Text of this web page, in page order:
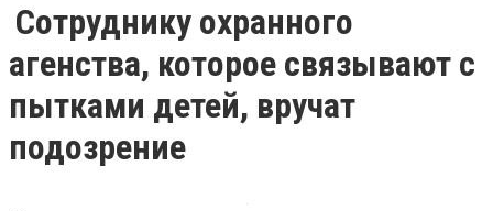
Сотруднику охранного
агенства, которое связывают с
пытками детей, вручат
подозрение